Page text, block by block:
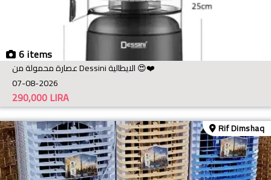
6 items
عصارة محمولة من Dessini الايطالية 😍❤️
07-08-2026
LIRA
290,000
Rif Dimshaq